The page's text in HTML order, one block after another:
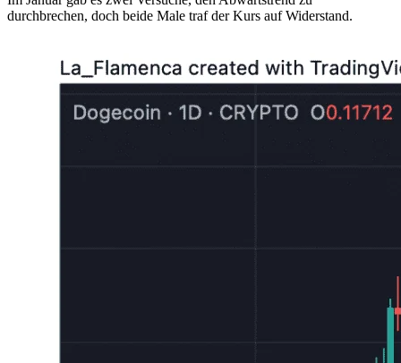
durchbrechen, doch beide Male traf der Kurs auf Widerstand.